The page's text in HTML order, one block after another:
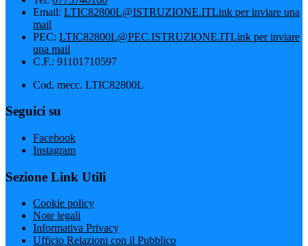
Email: LTIC82800L@ISTRUZIONE.ITLink per inviare una
mail
PEC: LTIC82800L@PEC.ISTRUZIONE.ITLink per inviare
una mail
C.F.: 91101710597
Cod. mecc. LTIC82800L
Seguici su
Facebook
Instagram
Sezione Link Utili
Cookie policy
Note legali
Informativa Privacy
Ufficio Relazioni con il Pubblico